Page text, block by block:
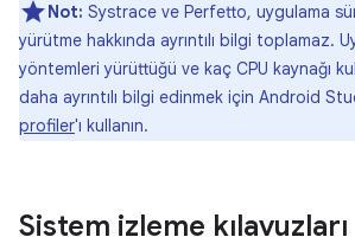
Not: Systrace ve Perfetto, uygulama
yürütme hakkında ayrıntılı bilgi toplamaz.
yöntemleri yürüttüğü ve kaç CPU kaynağı
daha ayrıntılı bilgi edinmek için Android
profiler'ı kullanın.
Sistem izleme kılavuzları